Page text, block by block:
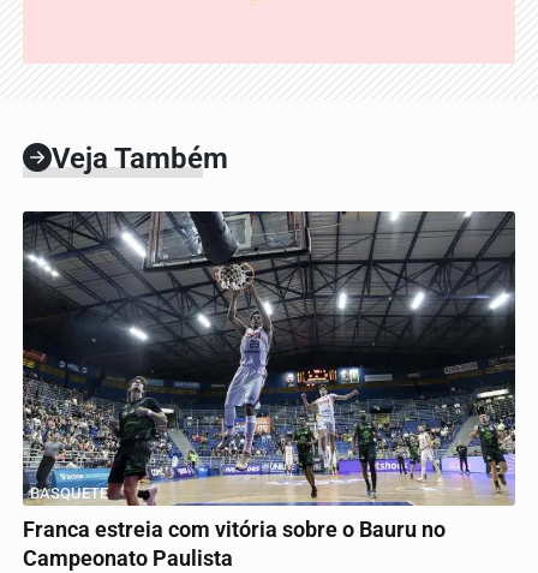
Veja Também
BASQUETE
Franca estreia com vitória sobre o Bauru no
Campeonato Paulista